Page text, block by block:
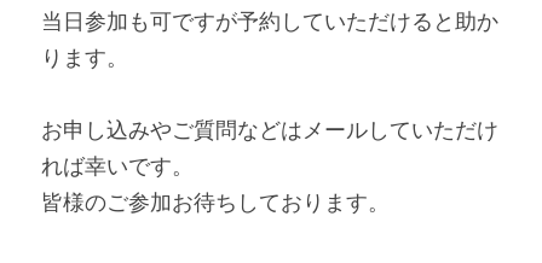
当日参加も可ですが予約していただけると助か
ります。
お申し込みやご質問などはメールしていただけ
れば幸いです。
皆様のご参加お待ちしております。